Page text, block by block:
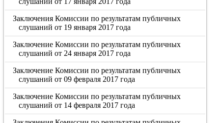
Заключения Комиссии по результатам публичных
слушаний от 19 января 2017 года
Заключение Комиссии по результатам публичных
слушаний от 24 января 2017 года
Заключение Комиссии по результатам публичных
слушаний от 09 февраля 2017 года
Заключение Комиссии по результатам публичных
слушаний от 14 февраля 2017 года